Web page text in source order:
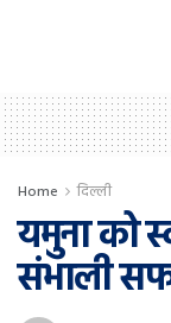
Home दिल्ली
यमुना को
संभाली